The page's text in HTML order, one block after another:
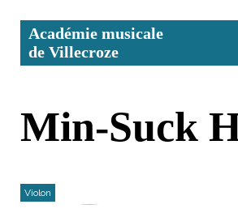
contenu.
Aller
à
personnels
Académie musicale
de Villecroze
Min-Suck
Violon